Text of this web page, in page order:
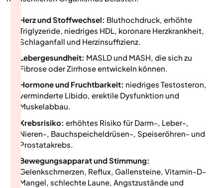
Herz und Stoffwechsel: Bluthochdruck, erhöhte
Triglyzeride, niedriges HDL, koronare Herzkrankheit,
Schlaganfall und Herzinsuffizienz.
Lebergesundheit: MASLD und MASH, die sich zu
Fibrose oder Zirrhose entwickeln können.
Hormone und Fruchtbarkeit: niedriges Testosteron,
verminderte Libido, erektile Dysfunktion und
Muskelabbau.
Krebsrisiko: erhöhtes Risiko für Darm-, Leber-,
Nieren-, Bauchspeicheldrüsen-, Speiseröhren- und
Prostatakrebs.
Bewegungsapparat und Stimmung:
Gelenkschmerzen, Reflux, Gallensteine, Vitamin-D-
Mangel, schlechte Laune, Angstzustände und